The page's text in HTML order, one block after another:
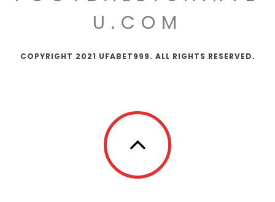
U.COM
COPYRIGHT 2021 UFABET999. ALL RIGHTS RESERVED.